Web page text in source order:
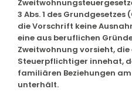
3 Abs. 1 des
die Vorschrift keine
eine aus beruflichen
Zweitwohnung vorsieht,
Steuerpflichtiger innehat,
familiären Beziehungen
unterhält.